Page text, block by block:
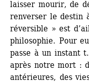
laisser mourir, de
renverser le destin
réversible » est
philosophie. Pour
passe à un instant
après notre mort :
antérieures, des